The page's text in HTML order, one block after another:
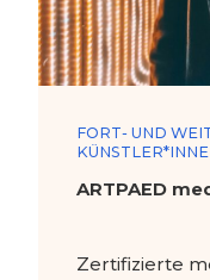
FORT- UND
ARTPAED
Zertifizierte